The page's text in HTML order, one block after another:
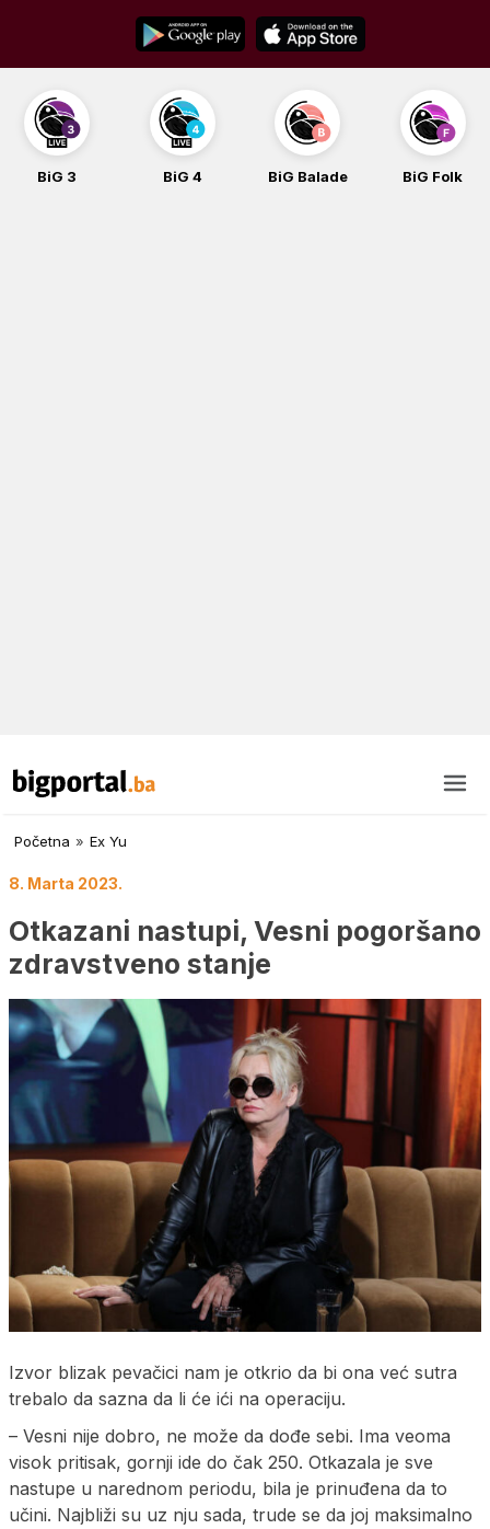
content
BiG 3 BiG 4 BiG Balade BiG Folk
Početna » Ex Yu
8. Marta 2023.
Otkazani nastupi, Vesni pogoršano
zdravstveno stanje
Izvor blizak pevačici nam je otkrio da bi ona već sutra
trebalo da sazna da li će ići na operaciju.
– Vesni nije dobro, ne može da dođe sebi. Ima veoma
visok pritisak, gornji ide do čak 250. Otkazala je sve
nastupe u narednom periodu, bila je prinuđena da to
učini. Najbliži su uz nju sada, trude se da joj maksimalno